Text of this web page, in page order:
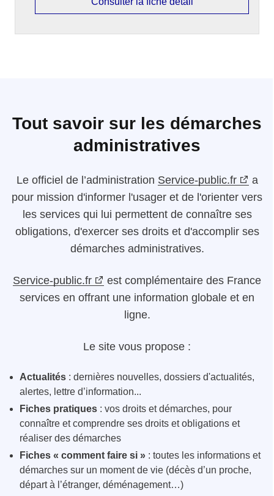
Tout savoir sur les démarches
administratives
Le officiel de l’administration Service-public.fr
a
pour mission d'informer l'usager et de l'orienter vers
les services qui lui permettent de connaître ses
obligations, d'exercer ses droits et d'accomplir ses
démarches administratives.
Service-public.fr
est complémentaire des France
services en offrant une information globale et en
ligne.
Le site vous propose :
Actualités : dernières nouvelles, dossiers d'actualités,
alertes, lettre d’information...
Fiches pratiques : vos droits et démarches, pour
connaître et comprendre ses droits et obligations et
réaliser des démarches
Fiches « comment faire si » : toutes les informations et
démarches sur un moment de vie (décès d’un proche,
départ à l’étranger, déménagement…)